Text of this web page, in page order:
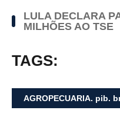
LULA DECLARA
MILHÕES AO TSE
TAGS:
AGROPECUARIA. pib.